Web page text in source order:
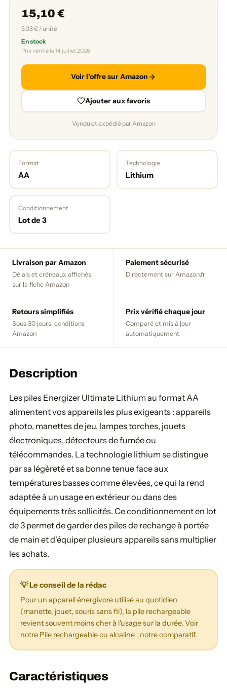
15,10 €
5,03 € / unité
En stock
Prix vérifié le 14 juillet 2026
Voir l'offre sur Amazon
Ajouter aux favoris
Vendu et expédié par Amazon
Format
AA
Technologie
Lithium
Conditionnement
Lot de 3
Livraison par Amazon
Délais et créneaux affichés
sur la fiche Amazon
Paiement sécurisé
Directement sur Amazon.fr
Retours simplifiés
Sous 30 jours, conditions
Amazon
Prix vérifié chaque jour
Comparé et mis à jour
automatiquement
Description
Les piles Energizer Ultimate Lithium au format AA
alimentent vos appareils les plus exigeants : appareils
photo, manettes de jeu, lampes torches, jouets
électroniques, détecteurs de fumée ou
télécommandes. La technologie lithium se distingue
par sa légèreté et sa bonne tenue face aux
températures basses comme élevées, ce qui la rend
adaptée à un usage en extérieur ou dans des
équipements très sollicités. Ce conditionnement en lot
de 3 permet de garder des piles de rechange à portée
de main et d'équiper plusieurs appareils sans multiplier
les achats.
💡 Le conseil de la rédac
Pour un appareil énergivore utilisé au quotidien
(manette, jouet, souris sans fil), la pile rechargeable
revient souvent moins cher à l'usage sur la durée. Voir
notre Pile rechargeable ou alcaline : notre comparatif.
Caractéristiques